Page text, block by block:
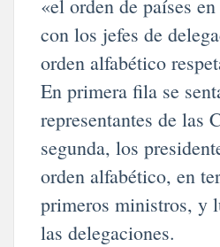
«el orden de países
con los jefes de
orden alfabético
En primera fila se
representantes de las
segunda, los
orden alfabético, en
primeros ministros, y
las delegaciones.